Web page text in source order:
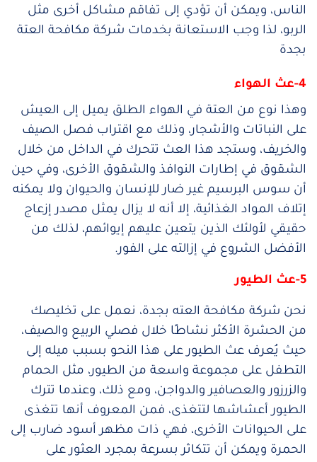
الناس، ويمكن أن تؤدي إلى تفاقم مشاكل أخرى مثل
الربو، لذا وجب الاستعانة بخدمات شركة مكافحة العتة
بجدة
4-عث الهواء
وهذا نوع من العتة في الهواء الطلق يميل إلى العيش
على النباتات والأشجار، وذلك مع اقتراب فصل الصيف
والخريف، وستجد هذا العث تتحرك في الداخل من خلال
الشقوق في إطارات النوافذ والشقوق الأخرى، وفي حين
أن سوس البرسيم غير ضار للإنسان والحيوان ولا يمكنه
إتلاف المواد الغذائية، إلا أنه لا يزال يمثل مصدر إزعاج
حقيقي لأولئك الذين يتعين عليهم إيوائهم، لذلك من
الأفضل الشروع في إزالته على الفور.
5-عث الطيور
نحن شركة مكافحة العته بجدة، نعمل على تخليصك
من الحشرة الأكثر نشاطًا خلال فصلي الربيع والصيف،
حيث يُعرف عث الطيور على هذا النحو بسبب ميله إلى
التطفل على مجموعة واسعة من الطيور، مثل الحمام
والزرزور والعصافير والدواجن، ومع ذلك، وعندما تترك
الطيور أعشاشها لتتغذى، فمن المعروف أنها تتغذى
على الحيوانات الأخرى، فهي ذات مظهر أسود ضارب إلى
الحمرة ويمكن أن تتكاثر بسرعة بمجرد العثور على